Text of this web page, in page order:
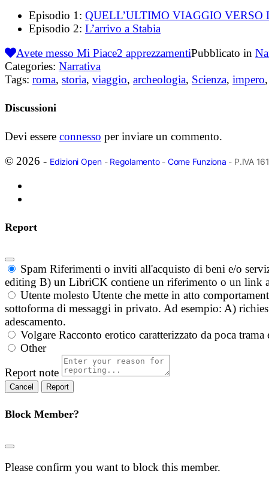
Episodio 1: QUELL’ULTIMO VIAGGIO VERSO
Episodio 2: L’arrivo a Stabia
Avete messo Mi Piace2 apprezzamentiPubblicato in
Categories: Narrativa
Tags: roma, storia, viaggio, archeologia, Scienza, impero,
Discussioni
Devi essere connesso per inviare un commento.
© 2026 - Edizioni Open- Regolamento- Come Funziona - P.IVA
Report
Spam Riferimenti o inviti all'acquisto di beni e/o
editing B) un LibriCK contiene un riferimento o un link
Utente molesto Utente che mette in atto
sottoforma di messaggi in privato. Ad esempio: A)
adescamento.
Volgare Racconto erotico caratterizzato da poca
Other
Report note
Report
Block Member?
Please confirm you want to block this member.